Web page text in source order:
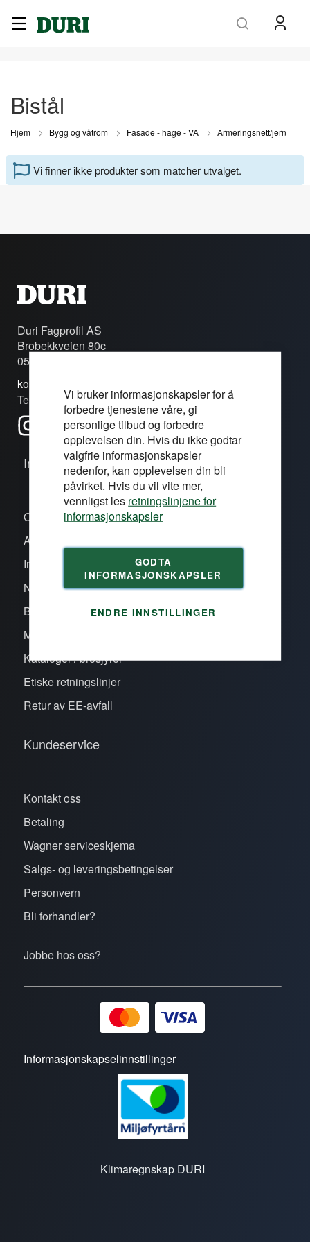
Vi bruker informasjonskapsler for å
forbedre tjenestene våre, gi
personlige tilbud og forbedre
opplevelsen din. Hvis du ikke godtar
valgfrie informasjonskapsler
nedenfor, kan opplevelsen din bli
påvirket. Hvis du vil vite mer,
vennligst les retningslinjene for
informasjonskapsler
GODTA
INFORMASJONSKAPSLER
ENDRE INNSTILLINGER
Bistål
Hjem Bygg og våtrom Fasade - hage - VA Armeringsnett/jern
Vi finner ikke produkter som matcher utvalget.
Duri Fagprofil AS
Brobekkveien 80c
0582 Oslo
kontakt@duri.no
Tel: (+47) 24 13 13 50
Informasjon
Om oss/våre proffsentre
Aktiviteter
Inspirasjon
Nye produkter
Bli kunde
Merker
Kataloger / brosjyrer
Etiske retningslinjer
Retur av EE-avfall
Kundeservice
Kontakt oss
Betaling
Wagner serviceskjema
Salgs- og leveringsbetingelser
Personvern
Bli forhandler?
Jobbe hos oss?
Informasjonskapselinnstillinger
Klimaregnskap DURI